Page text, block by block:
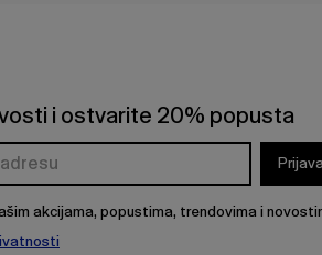
i ostvarite 20% popusta
Prijava
akcijama, popustima, trendovima i